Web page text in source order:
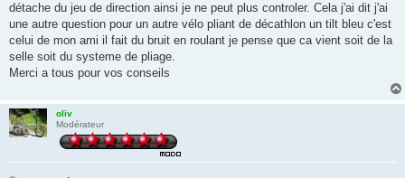
détache du jeu de direction ainsi je ne peut plus controler. Cela j'ai dit j'ai
une autre question pour un autre vélo pliant de décathlon un tilt bleu c'est
celui de mon ami il fait du bruit en roulant je pense que ca vient soit de la
selle soit du systeme de pliage.
Merci a tous pour vos conseils
oliv
Modérateur